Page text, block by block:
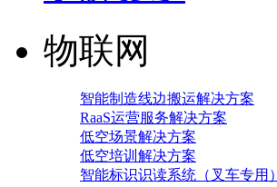
物联网
智能制造线边搬运解决方案
RaaS运营服务解决方案
低空场景解决方案
低空培训解决方案
智能标识识读系统（叉车专用）